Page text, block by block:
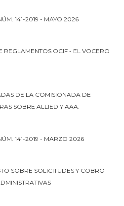
141-2019 - MAYO 2026
REGLAMENTOS OCIF - EL VOCERO
DE LA COMISIONADA DE
SOBRE ALLIED Y AAA.
141-2019 - MARZO 2026
SOBRE SOLICITUDES Y COBRO